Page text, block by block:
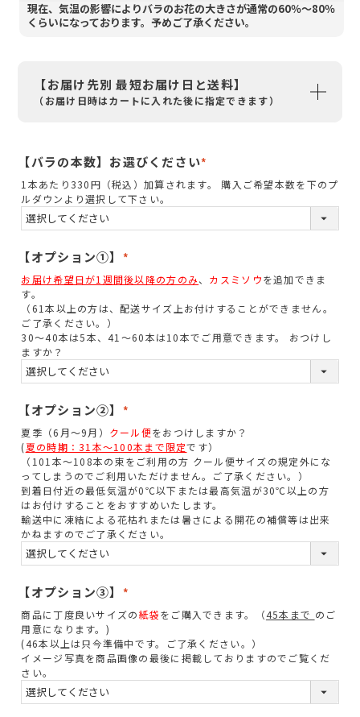
現在、気温の影響によりバラのお花の大きさが通常の60％～80％
くらいになっております。予めご了承ください。
【お届け先別 最短お届け日と送料】
（お届け日時はカートに入れた後に指定できます）
【バラの本数】お選びください
(
)
1本あたり330円（税込）加算されます。 購入ご希望本数を下のプ
ルダウンより選択して下さい。
【オプション①】
(
須
お届け希望日が1週間後以降の方のみ、 カスミソウを追加できま
す。
（61本以上の方は、配送サイズ上お付けすることができません。
ご了承ください。）
30～40本は5本、41～60本は10本でご用意できます。 おつけし
ますか？
【オプション②】
必
須
)
夏季（6月～9月） クール便をおつけしますか？
(夏の時期：31本～100本まで限定です）
（101本～108本の束をご利用の方 クール便サイズの規定外にな
ってしまうのでご利用いただけません。ご了承ください。）
到着日付近の最低気温が0℃以下または最高気温が30℃以上の方
はお付けすることをおすすめいたします。
輸送中に凍結による花枯れまたは暑さによる開花の補償等は出来
かねますのでご了承ください。
【オプション③】
(
須
)
商品に丁度良いサイズの紙袋をご購入できます。（45本まで のご
用意になります。)
(46本以上は只今準備中です。ご了承ください。）
イメージ写真を商品画像の最後に掲載しておりますのでご覧くだ
さい。